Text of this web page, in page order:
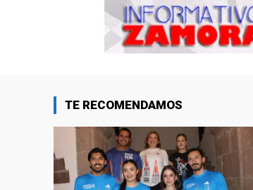
TE RECOMENDAMOS